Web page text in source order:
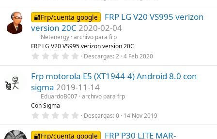
(
s
)
0
0
e
s
t
r
e
l
(
s
)
🔐Frp/cuenta google
FRP LG V20 VS995 verizon
version 20C 2020-02-04
Netenergy archivo para frp
FRP LG V20 VS995 verizon version 20C
0
0
0
e
s
t
l
a
(
Descargas 2 4 Feb 2020
Frp motorola E5 (XT1944-4) Android 8.0 con
sigma 2019-11-14
EduardoB007 archivo para frp
Con Sigma
0
0
0
Descargas 0 14 Nov 2019
🔐Frp/cuenta google
FRP P30 LITE MAR-